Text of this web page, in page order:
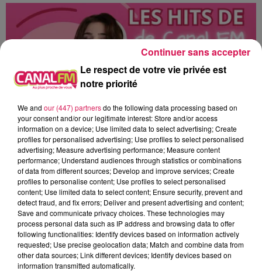
0h00 - 8h00
Les hits de Canal FM
21h54
21h54 21h51
21h51 21h46
21h46
Le respect de votre vie privée est
notre priorité
We and our (447) partnersdo the following data processing based on
your consent and/or our legitimate interest: Store and/or access
information on a device; Use limited data to select advertising; Create
profiles for personalised advertising; Use profiles to select personalised
advertising; Measure advertising performance; Measure content
performance; Understand audiences through statistics or combinations
of data from different sources; Develop and improve services; Create
profiles to personalise content; Use profiles to select personalised
content; Use limited data to select content; Ensure security, prevent and
detect fraud, and fix errors; Deliver and present advertising and content;
Save and communicate privacy choices. These technologies may
process personal data such as IP address and browsing data to offer
following functionalities: Identify devices based on information actively
requested; Use precise geolocation data; Match and combine data from
other data sources; Link different devices; Identify devices based on
information transmitted automatically.
Continuer sans accepter